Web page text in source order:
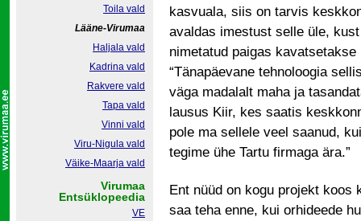
kasvuala, siis on tarvis
avaldas imestust selle üle,
nimetatud paigas
“Tänapäevane tehnoloogia
väga madalalt maha ja
lausus Kiir, kes saatis
pole ma sellele veel saanud,
tegime ühe Tartu firmaga ära.”
Ent nüüd on kogu projekt koos
saa teha enne, kui orhideede
Toila vald
Lääne-Virumaa
Haljala vald
Kadrina vald
Rakvere vald
Tapa vald
Vinni vald
Viru-Nigula vald
Väike-Maarja vald
Virumaa
Entsüklopeedia
VE